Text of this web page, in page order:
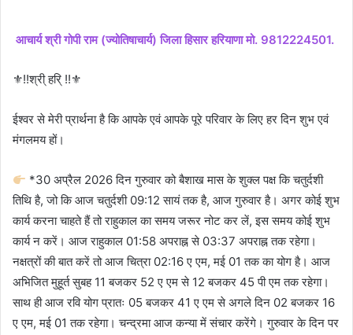
आचार्य श्री गोपी राम (ज्योतिषाचार्य) जिला हिसार हरियाणा मो. 9812224501.
⚜!!श्री् हरि् !!⚜
ईश्वर से मेरी प्रार्थना है कि आपके एवं आपके पूरे परिवार के लिए हर दिन शुभ एवं
मंगलमय हों।
*30 अप्रैल 2026 दिन गुरुवार को बैशाख मास के शुक्ल पक्ष कि चतुर्दशी
तिथि है, जो कि आज चतुर्दशी 09:12 सायं तक है, आज गुरुवार है। अगर कोई शुभ
कार्य करना चाहते हैं तो राहुकाल का समय जरूर नोट कर लें, इस समय कोई शुभ
कार्य न करें। आज राहुकाल 01:58 अपराह्न से 03:37 अपराह्न तक रहेगा।
नक्षत्रों की बात करें तो आज चित्रा 02:16 ए एम, मई 01 तक का योग है। आज
अभिजित मुहूर्त सुबह 11 बजकर 52 ए एम से 12 बजकर 45 पी एम तक रहेगा।
साथ ही आज रवि योग प्रातः 05 बजकर 41 ए एम से अगले दिन 02 बजकर 16
ए एम, मई 01 तक रहेगा। चन्द्रमा आज कन्या में संचार करेंगे। गुरुवार के दिन पर